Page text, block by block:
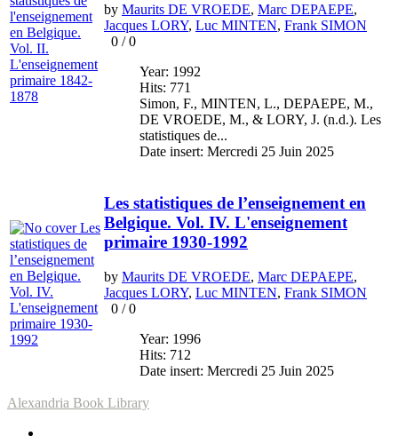
by Maurits DE VROEDE, Marc DEPAEPE,
Jacques LORY, Luc MINTEN, Frank SIMON
0 /0
Year: 1992
Hits: 771
Simon, F., MINTEN, L., DEPAEPE, M.,
DE VROEDE, M., & LORY, J. (n.d.). Les
statistiques de...
Date insert: Mercredi 25 Juin 2025
Les statistiques de l’enseignement en
Belgique. Vol. IV. L'enseignement
primaire 1930-1992
by Maurits DE VROEDE, Marc DEPAEPE,
Jacques LORY, Luc MINTEN, Frank SIMON
0 /0
Year: 1996
Hits: 712
Date insert: Mercredi 25 Juin 2025
Alexandria Book Library